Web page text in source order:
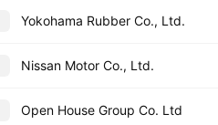
Yokohama Rubber Co., Ltd.
Nissan Motor Co., Ltd.
Open House Group Co. Ltd